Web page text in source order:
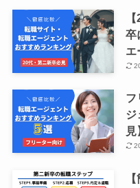
卒
エ
フ
ジ
見